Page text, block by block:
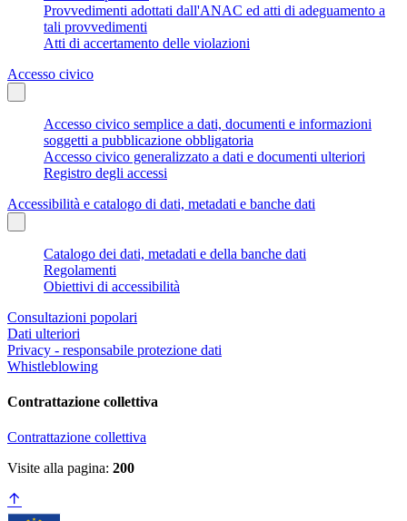
Provvedimenti adottati dall'ANAC ed atti di adeguamento a
tali provvedimenti
Atti di accertamento delle violazioni
Accesso civico
Accesso civico semplice a dati, documenti e informazioni
soggetti a pubblicazione obbligatoria
Accesso civico generalizzato a dati e documenti ulteriori
Registro degli accessi
Accessibilità e catalogo di dati, metadati e banche dati
Catalogo dei dati, metadati e della banche dati
Regolamenti
Obiettivi di accessibilità
Consultazioni popolari
Dati ulteriori
Privacy - responsabile protezione dati
Whistleblowing
Contrattazione collettiva
Contrattazione collettiva
Visite alla pagina: 200